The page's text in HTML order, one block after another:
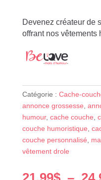
Devenez créateur de
offrant nos vêtements
Catégorie : Cache-
annonce grossesse
humour, cache couche
couche humoristique
couche personnalisé
vêtement drole